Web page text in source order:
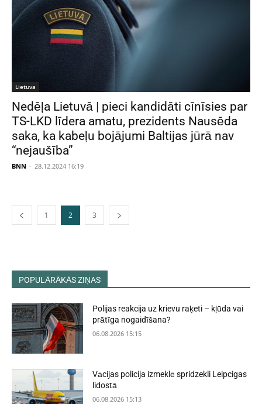
Lietuva
Nedēļa Lietuvā | pieci kandidāti cīnīsies par
TS-LKD līdera amatu, prezidents Nausēda
saka, ka kabeļu bojājumi Baltijas jūrā nav
“nejaušība”
BNN - 28.12.2024 16:19
1 2 3
POPULĀRĀKĀS ZIŅAS
Polijas reakcija uz krievu raķeti – kļūda vai
prātīga nogaidīšana?
06.08.2026 15:15
Vācijas policija izmeklē spridzekli Leipcigas
lidostā
06.08.2026 15:13